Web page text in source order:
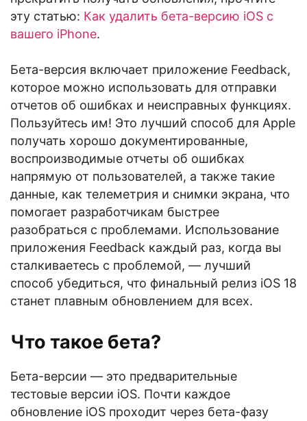
эту статью: Как удалить бета-версию iOS с
вашего iPhone.
Бета-версия включает приложение Feedback,
которое можно использовать для отправки
отчетов об ошибках и неисправных функциях.
Пользуйтесь им! Это лучший способ для Apple
получать хорошо документированные,
воспроизводимые отчеты об ошибках
напрямую от пользователей, а также такие
данные, как телеметрия и снимки экрана, что
помогает разработчикам быстрее
разобраться с проблемами. Использование
приложения Feedback каждый раз, когда вы
сталкиваетесь с проблемой, — лучший
способ убедиться, что финальный релиз iOS 18
станет плавным обновлением для всех.
Что такое бета?
Бета-версии — это предварительные
тестовые версии iOS. Почти каждое
обновление iOS проходит через бета-фазу